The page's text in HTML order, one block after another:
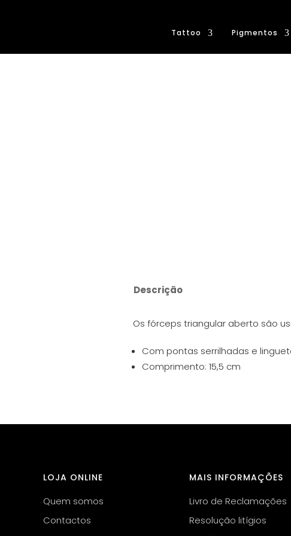
Tattoo Pigmentos
Descrição
Os fórceps triangular aberto são
Com pontas serrilhadas e
Comprimento: 15,5 cm
LOJA ONLINE
Quem somos
Contactos
MAIS INFORMAÇÕES
Livro de Reclamações
Resolução litígios